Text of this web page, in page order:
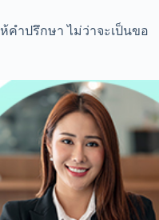
คำปรึกษา ไม่ว่าจะเป็นขอ